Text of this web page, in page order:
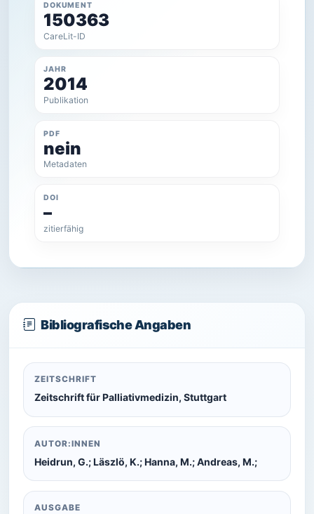
DOKUMENT
150363
CareLit-ID
JAHR
2014
Publikation
PDF
nein
Metadaten
DOI
–
zitierfähig
Bibliografische Angaben
ZEITSCHRIFT
Zeitschrift für Palliativmedizin, Stuttgart
AUTOR:INNEN
Heidrun, G.; Läszlö, K.; Hanna, M.; Andreas, M.;
AUSGABE